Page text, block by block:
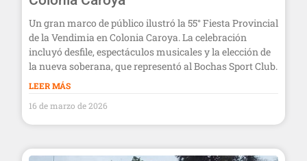
Un gran marco de público ilustró la 55° Fiesta Provincial
de la Vendimia en Colonia Caroya. La celebración
incluyó desfile, espectáculos musicales y la elección de
la nueva soberana, que representó al Bochas Sport Club.
LEER MÁS
16 de marzo de 2026